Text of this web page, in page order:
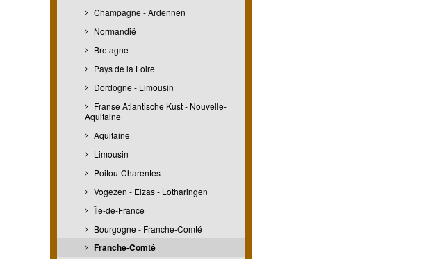
Champagne - Ardennen
Normandië
Bretagne
Pays de la Loire
Dordogne - Limousin
Franse Atlantische Kust - Nouvelle-
Aquitaine
Aquitaine
Limousin
Poitou-Charentes
Vogezen - Elzas - Lotharingen
Île-de-France
Bourgogne - Franche-Comté
Franche-Comté